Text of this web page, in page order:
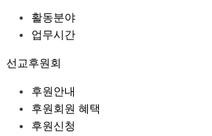
활동분야
업무시간
선교후원회
후원안내
후원회원 혜택
후원신청